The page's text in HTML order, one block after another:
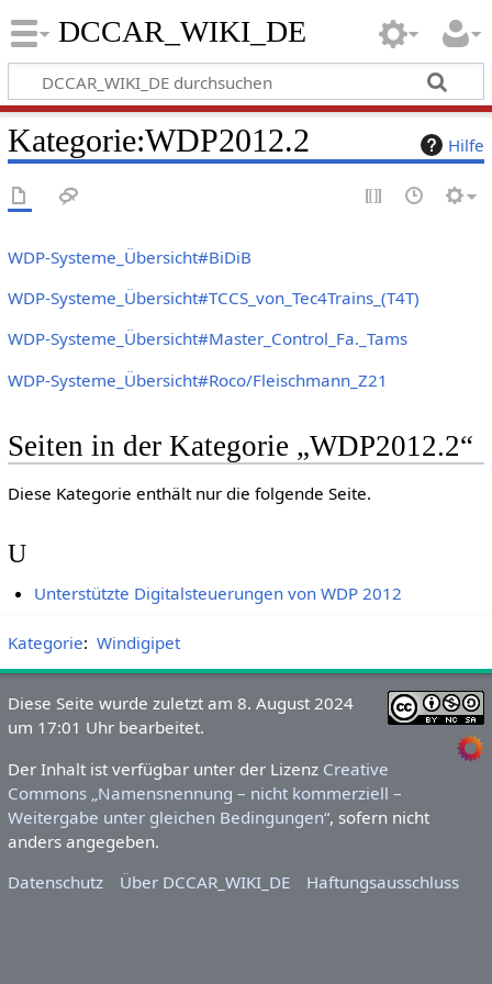
DCCAR_WIKI_DE
Hilfe
Kategorie:WDP2012.2
WDP-Systeme_Übersicht#BiDiB
WDP-Systeme_Übersicht#TCCS_von_Tec4Trains_(T4T)
WDP-Systeme_Übersicht#Master_Control_Fa._Tams
WDP-Systeme_Übersicht#Roco/Fleischmann_Z21
Seiten in der Kategorie „WDP2012.2“
Diese Kategorie enthält nur die folgende Seite.
U
Unterstützte Digitalsteuerungen von WDP 2012
Kategorie: Windigipet
Diese Seite wurde zuletzt am 8. August 2024
um 17:01 Uhr bearbeitet.
Der Inhalt ist verfügbar unter der Lizenz Creative
Commons „Namensnennung – nicht kommerziell –
Weitergabe unter gleichen Bedingungen“, sofern nicht
anders angegeben.
Datenschutz
Über DCCAR_WIKI_DE Haftungsausschluss